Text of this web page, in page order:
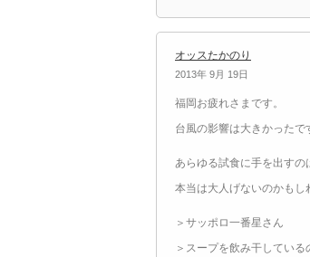
オッスたかのり
2013年 9月 19日
福岡お疲れさまです。
台風の影響は大きかったで
あらゆる試食に手を出すの
本当は大人げないのかもし
＞サッポロ一番星さん
＞スープを飲み干してい